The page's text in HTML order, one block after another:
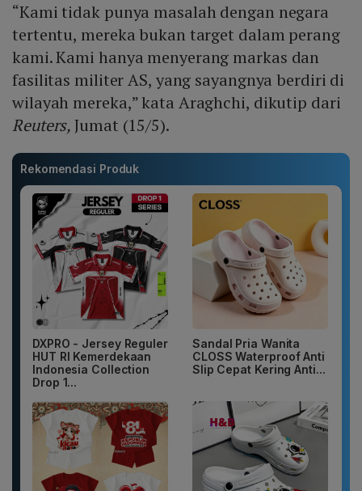
“Kami tidak punya masalah dengan negara
tertentu, mereka bukan target dalam perang
kami. Kami hanya menyerang markas dan
fasilitas militer AS, yang sayangnya berdiri di
wilayah mereka,” kata Araghchi, dikutip dari
Reuters,Jumat (15/5).
Rekomendasi Produk
DXPRO - Jersey Reguler
HUT RI Kemerdekaan
Indonesia Collection
Drop 1...
Sandal Pria Wanita
CLOSS Waterproof Anti
Slip Cepat Kering Anti...